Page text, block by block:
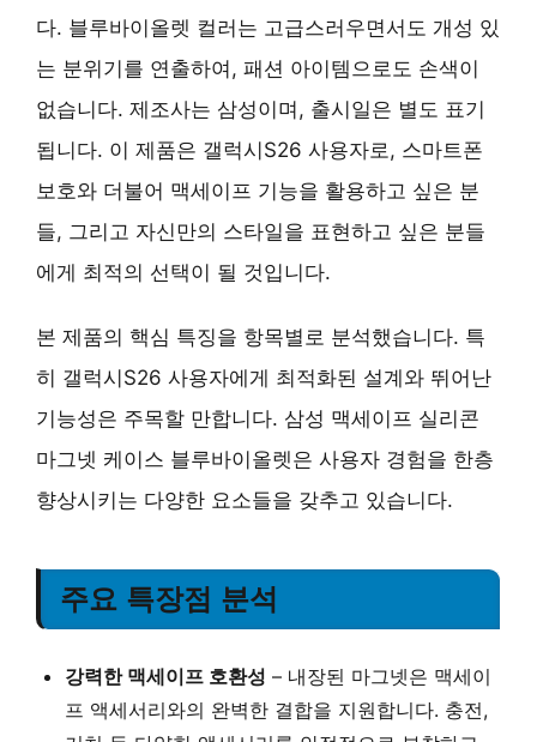
다. 블루바이올렛 컬러는 고급스러우면서도 개성 있
는 분위기를 연출하여, 패션 아이템으로도 손색이
없습니다. 제조사는 삼성이며, 출시일은 별도 표기
됩니다. 이 제품은 갤럭시S26 사용자로, 스마트폰
보호와 더불어 맥세이프 기능을 활용하고 싶은 분
들, 그리고 자신만의 스타일을 표현하고 싶은 분들
에게 최적의 선택이 될 것입니다.
본 제품의 핵심 특징을 항목별로 분석했습니다. 특
히 갤럭시S26 사용자에게 최적화된 설계와 뛰어난
기능성은 주목할 만합니다. 삼성 맥세이프 실리콘
마그넷 케이스 블루바이올렛은 사용자 경험을 한층
향상시키는 다양한 요소들을 갖추고 있습니다.
주요 특장점 분석
강력한 맥세이프 호환성 – 내장된 마그넷은 맥세이
프 액세서리와의 완벽한 결합을 지원합니다. 충전,